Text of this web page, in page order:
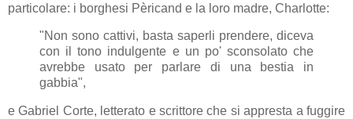
particolare: i borghesi Pèricand e la loro madre, Charlotte:
"Non sono cattivi, basta saperli prendere, diceva
con il tono indulgente e un po' sconsolato che
avrebbe usato per parlare di una bestia in
gabbia",
e Gabriel Corte, letterato e scrittore che si appresta a fuggire